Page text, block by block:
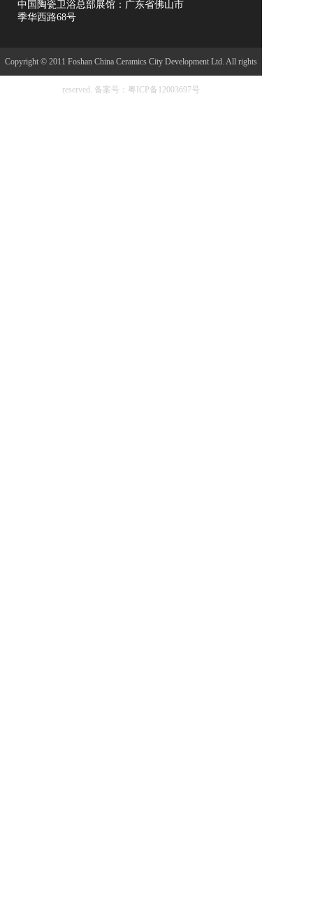
中国陶瓷卫浴总部展馆：广东省佛山市
季华西路68号
Copyright © 2011 Foshan China Ceramics City Development Ltd. All rights
reserved. 备案号：粤ICP备12003697号